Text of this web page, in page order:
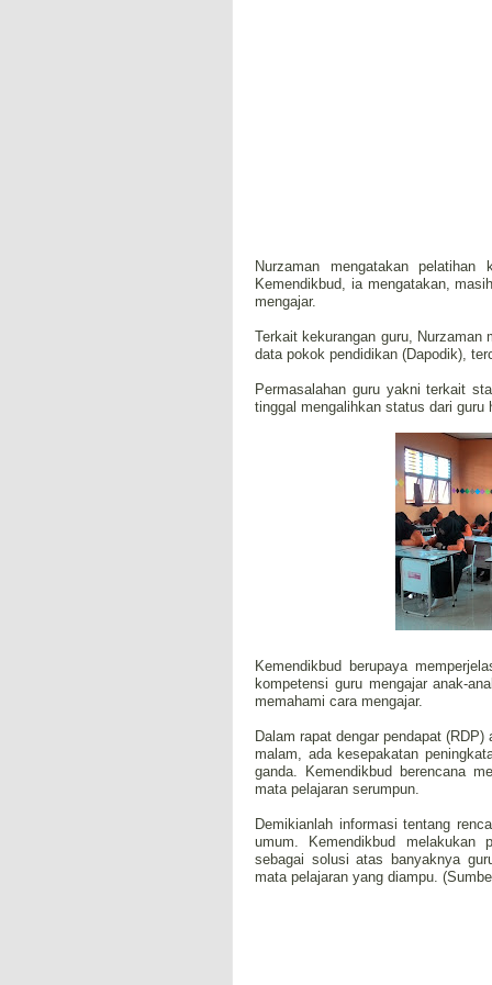
Nurzaman mengatakan
Kemendikbud, ia mengatakan,
mengajar.
Terkait kekurangan guru,
data pokok pendidikan (Dapodik),
Permasalahan guru yakni terkait
tinggal mengalihkan status dari
Kemendikbud berupaya
kompetensi guru mengajar anak-
memahami cara mengajar.
Dalam rapat dengar pendapat
malam, ada kesepakatan
ganda. Kemendikbud berencana
mata pelajaran serumpun.
Demikianlah informasi tentang
umum. Kemendikbud melakukan
sebagai solusi atas banyaknya
mata pelajaran yang diampu.